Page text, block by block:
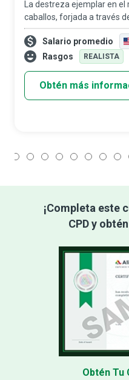
La destreza ejemplar en el
caballos, forjada a través
combinación equilibrada
conocimiento y sabiduría,
entrenadores de caballos
Salario promedio
Rasgos
REALISTA
Obtén más
¡Completa este
CPD y
Obtén Tu